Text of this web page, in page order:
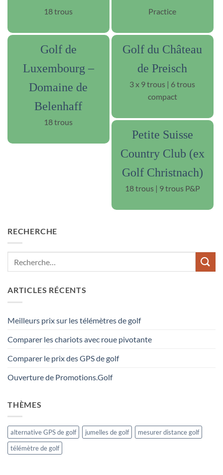
18 trous Practice
Golf de
Luxembourg –
Domaine de
Belenhaff
18 trous
Golf du Château
de Preisch
3 x 9 trous | 6 trous
compact
Petite Suisse
Country Club (ex
Golf Christnach)
18 trous | 9 trous P&P
RECHERCHE
ARTICLES RÉCENTS
Meilleurs prix sur les télémètres de golf
Comparer les chariots avec roue pivotante
Comparer le prix des GPS de golf
Ouverture de Promotions.Golf
THÈMES
alternative GPS de golf jumelles de golf
mesurer distance golf
télémètre de golf